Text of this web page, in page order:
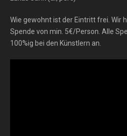
Wie gewohnt ist der Eintritt frei. Wir
Spende von min. 5€/Person. Alle
100%ig bei den Künstlern an.